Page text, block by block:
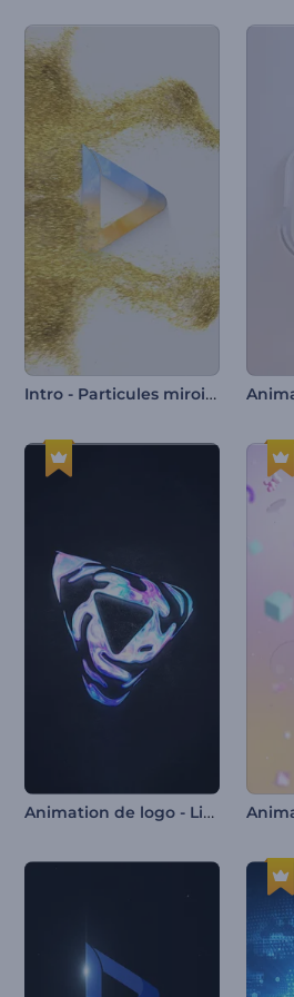
Intro - Particules miroitantes
Animation de logo - Liquide irisé